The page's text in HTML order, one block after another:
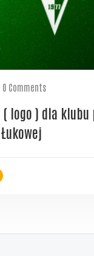
0 Comments
( logo ) dla klubu
Łukowej